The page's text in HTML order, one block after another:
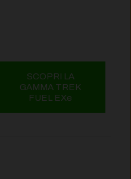
SCOPRI LA
GAMMA TREK
FUEL EXe